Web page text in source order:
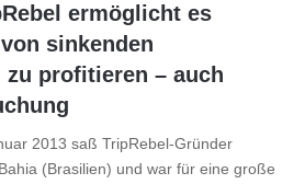
ermöglicht es
sinkenden
zu profitieren – auch
2013 saß TripRebel-Gründer
(Brasilien) und war für eine große